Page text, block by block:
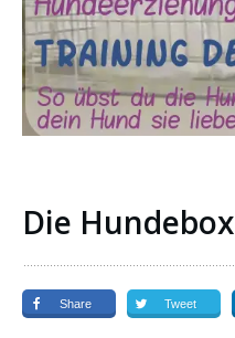
Die Hundebox
Share Tweet